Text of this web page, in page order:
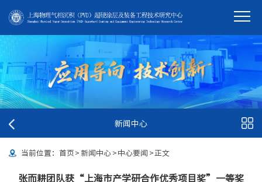
新闻中心
当前位置： 首页> 新闻中心>中心要闻 >正文
张而耕团队获“上海市产学研合作优秀项目奖”一等奖